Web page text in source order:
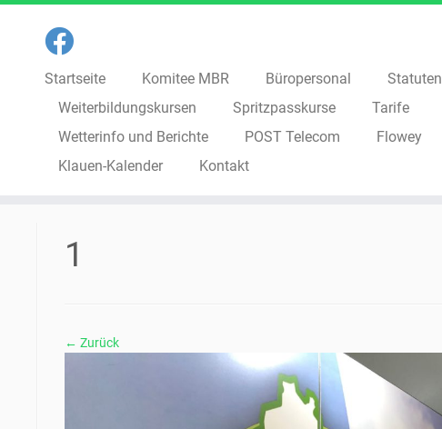
Startseite Komitee MBR Büropersonal Statuten
Weiterbildungskursen
Spritzpasskurse Tarife
Wetterinfo und Berichte
POST Telecom Flowey
Klauen-Kalender
Kontakt
1
← Zurück